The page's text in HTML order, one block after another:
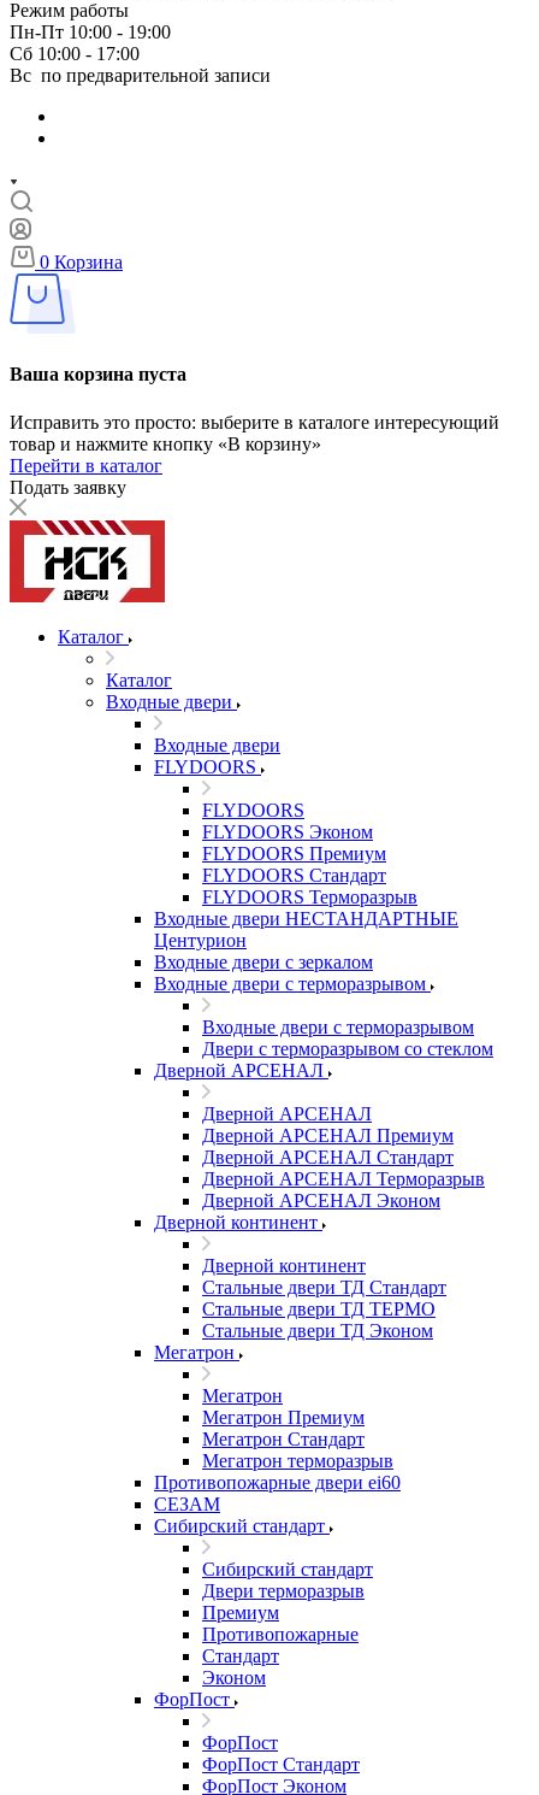
Режим работы
Пн-Пт 10:00 - 19:00
Сб 10:00 - 17:00
Вс по предварительной записи
0 Корзина
Ваша корзина пуста
Исправить это просто: выберите в каталоге интересующий
товар и нажмите кнопку «В корзину»
Перейти в каталог
Подать заявку
Каталог
Каталог
Входные двери
Входные двери
FLYDOORS
FLYDOORS
FLYDOORS Эконом
FLYDOORS Премиум
FLYDOORS Стандарт
FLYDOORS Терморазрыв
Входные двери НЕСТАНДАРТНЫЕ
Центурион
Входные двери с зеркалом
Входные двери с терморазрывом
Входные двери с терморазрывом
Двери с терморазрывом со стеклом
Дверной АРСЕНАЛ
Дверной АРСЕНАЛ
Дверной АРСЕНАЛ Премиум
Дверной АРСЕНАЛ Стандарт
Дверной АРСЕНАЛ Терморазрыв
Дверной АРСЕНАЛ Эконом
Дверной континент
Дверной континент
Стальные двери ТД Стандарт
Стальные двери ТД ТЕРМО
Стальные двери ТД Эконом
Мегатрон
Мегатрон
Мегатрон Премиум
Мегатрон Стандарт
Мегатрон терморазрыв
Противопожарные двери ei60
СЕЗАМ
Сибирский стандарт
Сибирский стандарт
Двери терморазрыв
Премиум
Противопожарные
Стандарт
Эконом
ФорПост
ФорПост
ФорПост Стандарт
ФорПост Эконом